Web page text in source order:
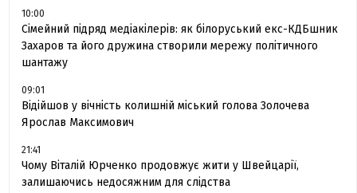
10:00
Сімейний підряд медіакілерів: як білоруський екс-КДБшник
Захаров та його дружина створили мережу політичного
шантажу
09:01
Відійшов у вічність колишній міський голова Золочева
Ярослав Максимович
21:41
Чому Віталій Юрченко продовжує жити у Швейцарії,
залишаючись недосяжним для слідства